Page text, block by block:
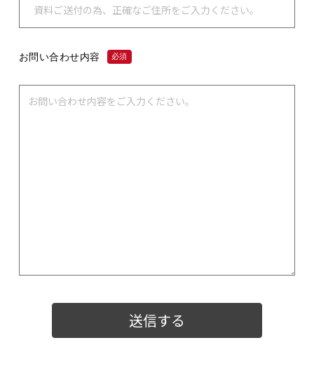
お問い合わせ内容 必須